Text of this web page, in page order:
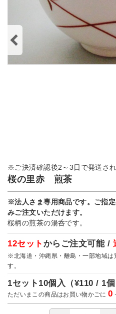
※ご決済確認後2～3日で発送さ
桜の里赤 煎茶
※法人さま専用商品です。ご指
みご注文いただけます。
桜柄の煎茶の湯呑です。
12セット からご注文可能 /
※北海道・沖縄県・離島・一部地域は
す。
1セット10個入（¥110 / 1
ただいまこの商品はお買い物かごに0